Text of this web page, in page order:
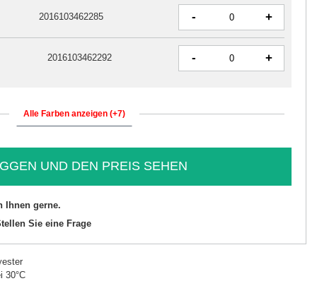
2016103462285 - +
2016103462292 - +
Alle Farben anzeigen (+7)
UND DEN PREIS SEHEN
Ihnen gerne.
Sie eine Frage
30°C